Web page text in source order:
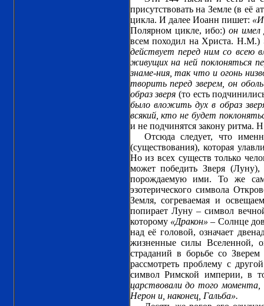
присутствовать на Земле (в её
цикла. И далее Иоанн пишет: «И
Полярном цикле, ибо:)он
всем походил на Христа. Н.М.)
действует перед ним со всею
живущих на ней поклоняться
знаме-ния, так что и огонь
творить перед зверем, он
образ зверя (то есть
было вложить дух в образ
всякий, кто не будет
и не подчинятся закону ритма.
Отсюда следует, что
(существования), которая
Но из всех существ только
может победить Зверя
порождаемую ими. То же
эзотерического символа
Земля, согреваемая и
попирает Луну – символ
которому «Дракон» – Солнце
над её головой, означает
жизненные силы Вселенной,
страданий в борьбе со
рассмотреть проблему с
символ Римской империи, в
царствовали до того
Нерон и, наконец, Гальба».